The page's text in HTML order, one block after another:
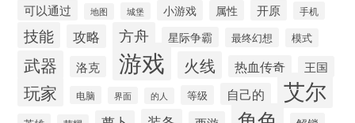
可以通过 地图 城堡 小游戏 属性 开原 手机
技能 攻略 方舟 星际争霸 最终幻想 模式
武器 洛克 游戏 火线 热血传奇 王国
玩家 电脑 界面 的人 等级 自己的 艾尔